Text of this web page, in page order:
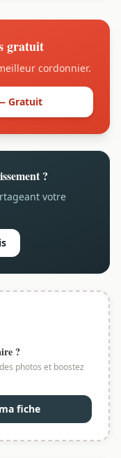
gratuit
cordonnier.
Gratuit
?
votre
?
photos et boostez
fiche